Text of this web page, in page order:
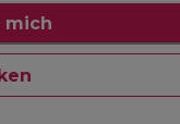
mich